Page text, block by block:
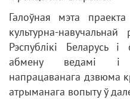
Галоўная мэта
культурна-
Рэспублікі Беларусь
абмену ведамі і
напрацаванага дзвюма
атрыманага вопыту ў